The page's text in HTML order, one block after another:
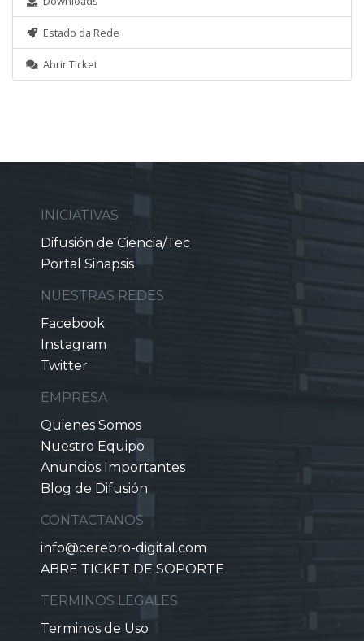
Estado da Rede
Abrir Ticket
INICIATIVAS
Difusión de Ciencia/Tec
Portal Sinapsis
NUESTRAS REDES
Facebook
Instagram
Twitter
EMPRESA
Quienes Somos
Nuestro Equipo
Anuncios Importantes
Blog de Difusión
CONTACTANOS
info@cerebro-digital.com
ABRE TICKET DE SOPORTE
TERMINOS LEGALES
Terminos de Uso